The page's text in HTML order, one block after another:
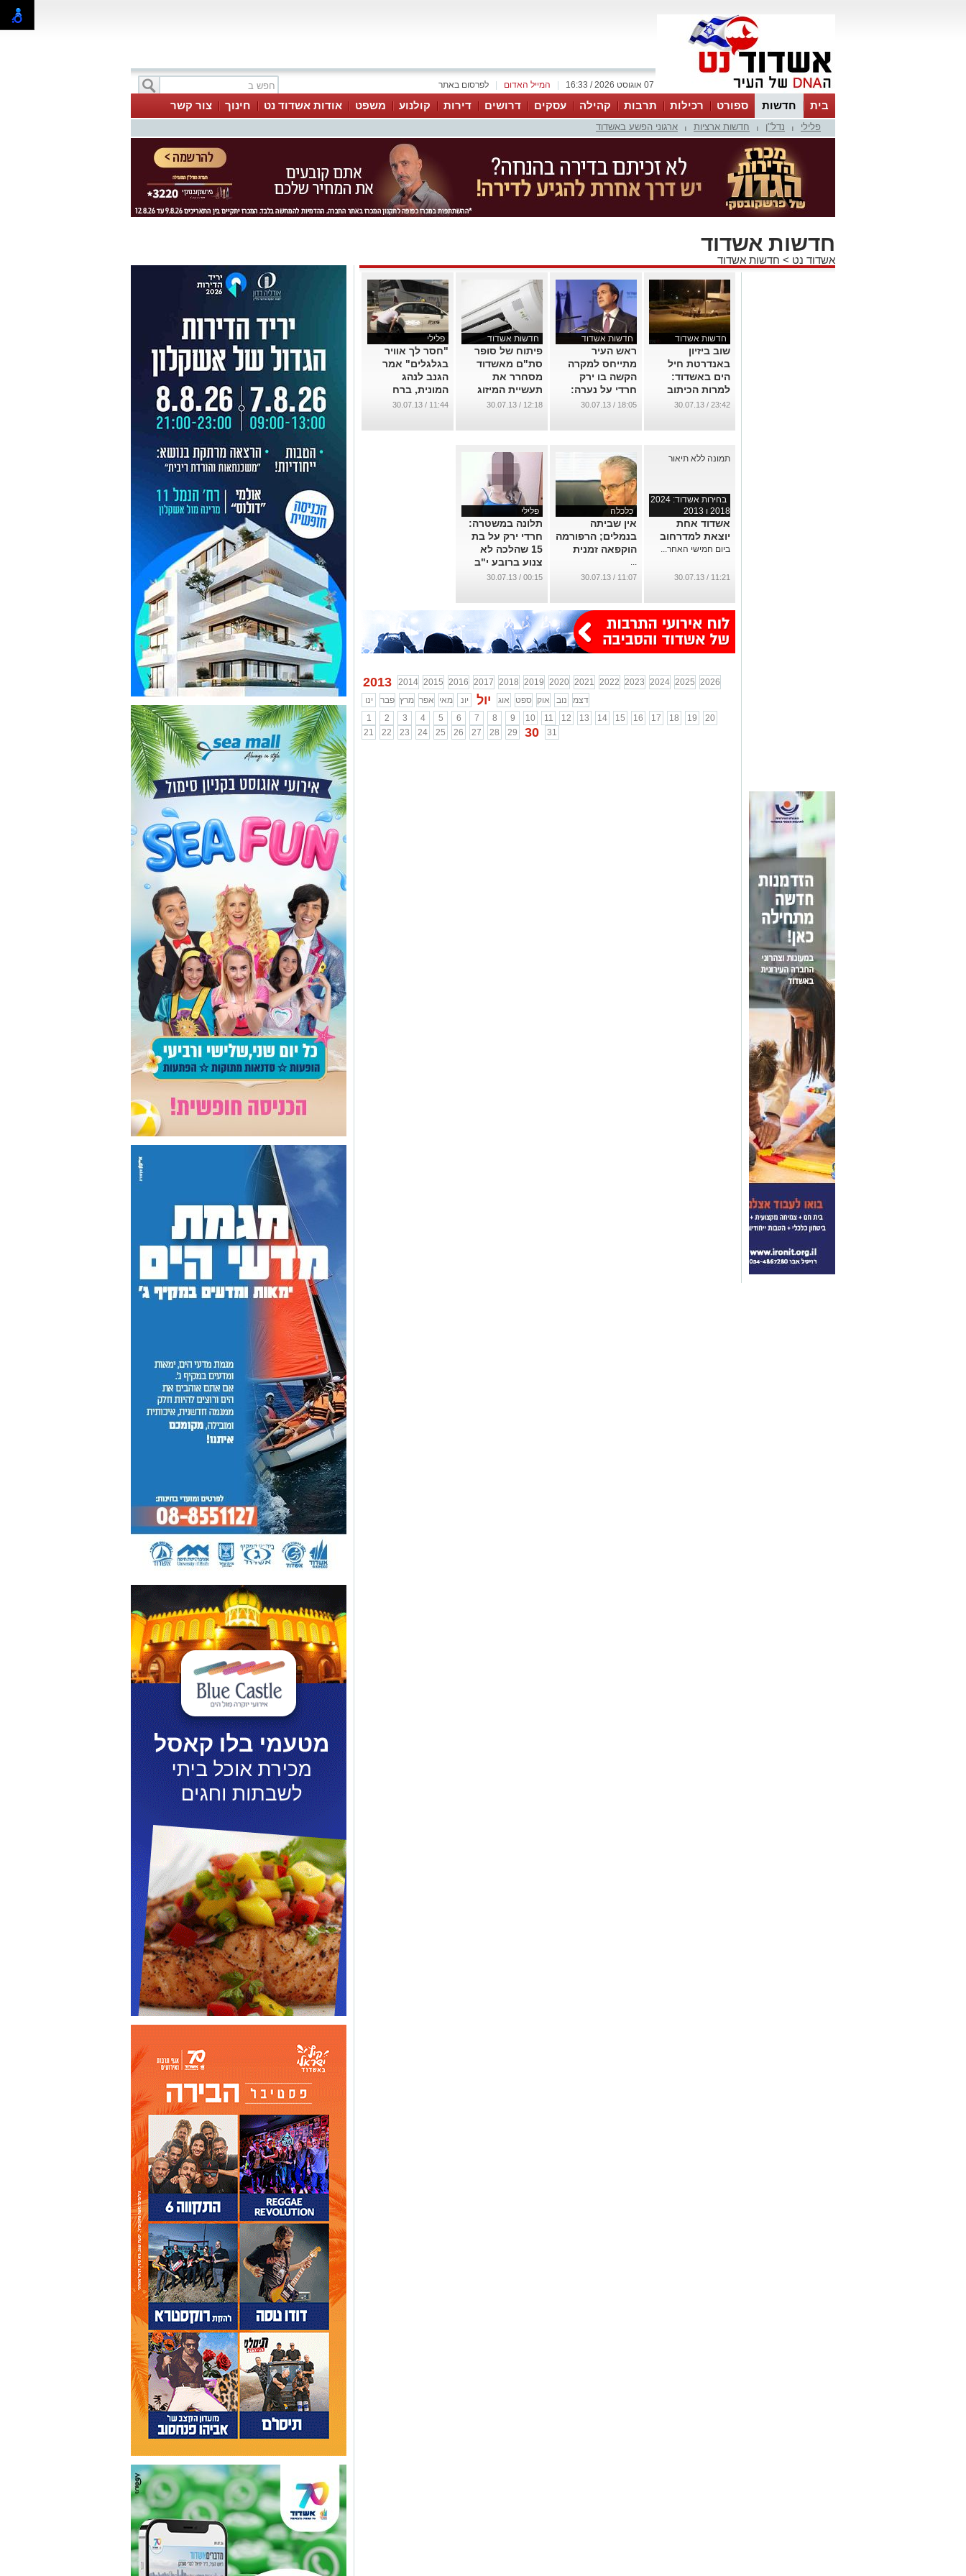
לפרסום באתר המייל האדום 07 אוגוסט 2026 / 16:33
בית חדשות ספורט רכילות תרבות קהילה עסקים דרושים דירות קולנוע משפט אודות אשדוד נט חינוך צור קשר
פלילי נדל"ן חדשות ארציות ארגוני הפשע באשדוד
חדשות אשדוד
אשדוד נט > חדשות אשדוד
חדשות אשדוד
שוב ביזיון
באנדרטת חיל
הים באשדוד:
למרות הכיתוב
המפורש עושים
...
23:42 / 30.07.13
חדשות אשדוד
ראש העיר
מתייחס למקרה
הקשה בו ירק
חרדי על נערה:
"איני מתכוון
לסדר היום"
18:05 / 30.07.13
חדשות אשדוד
פיתוח של סופר
סת"ם מאשדוד
מסחרר את
תעשיית המיזוג
...
12:18 / 30.07.13
פלילי
"חסר לך אוויר
בגלגלים" אמר
הגנב לנהג
המונית, ברח
איתה ונתפס
11:44 / 30.07.13
בחירות אשדוד: 2024
2018 ו 2013
אשדוד אחת
יוצאת למדרחוב
ביום חמישי האחר...
11:21 / 30.07.13
כלכלה
אין שביתה
בנמלים; הרפורמה
הוקפאה זמנית
...
11:07 / 30.07.13
פלילי
תלונה במשטרה:
חרדי ירק על בת
15 שהלכה לא
צנוע ברובע י"ב
...
00:15 / 30.07.13
2013 2014 2015 2016 2017 2018 2019 2020 2021 2022 2023 2024 2025 2026
ינו
פבר מרץ אפר מאי יונ יול אוג ספט אוק נוב
דצמ
1
2 3 4 5 6 7 8 9 10 11 12 13 14 15 16 17 18 19
20
21
22 23 24 25 26 27 28 29 30 31